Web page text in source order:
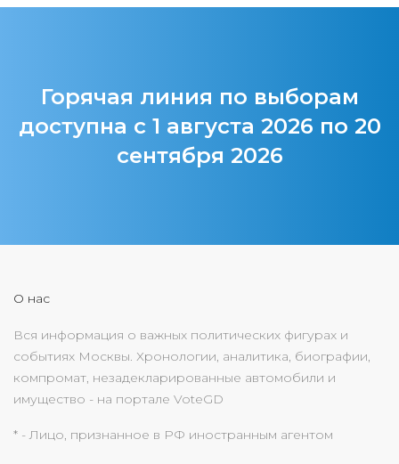
Горячая линия по выборам
доступна с 1 августа 2026 по 20
сентября 2026
О нас
Вся информация о важных политических фигурах и
событиях Москвы. Хронологии, аналитика, биографии,
компромат, незадекларированные автомобили и
имущество - на портале VoteGD
* - Лицо, признанное в РФ иностранным агентом